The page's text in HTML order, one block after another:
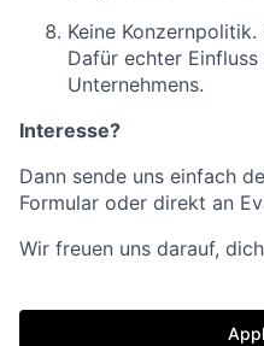
Keine
Dafür echter
Unternehmens.
Interesse?
Dann sende uns einfach
Formular oder direkt an
Wir freuen uns darauf,